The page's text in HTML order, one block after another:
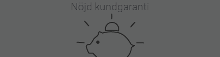
Nöjd kundgaranti